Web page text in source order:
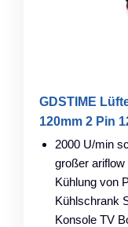
GDSTIME
120mm 2 Pin
2000 U/min
großer
Kühlung von
Kühlschrank
Konsole TV